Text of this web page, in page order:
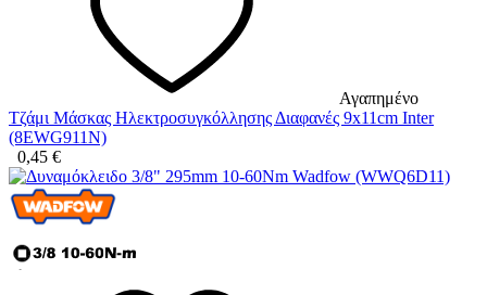
Αγαπημένο
Τζάμι Μάσκας Ηλεκτροσυγκόλλησης Διαφανές 9x11cm Inter
(8EWG911N)
0,45 €